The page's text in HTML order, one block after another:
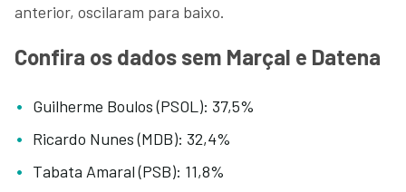
anterior, oscilaram para baixo.
Confira os dados sem Marçal e Datena
Guilherme Boulos (PSOL): 37,5%
Ricardo Nunes (MDB): 32,4%
Tabata Amaral (PSB): 11,8%